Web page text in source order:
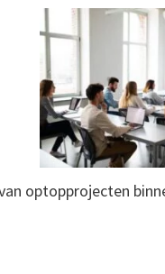
optopprojecten